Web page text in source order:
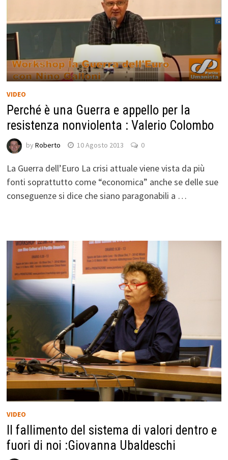
VIDEO
Perché è una Guerra e appello per la
resistenza nonviolenta : Valerio Colombo
by Roberto 10 Agosto 2013 0
La Guerra dell’Euro La crisi attuale viene vista da più
fonti soprattutto come “economica” anche se delle sue
conseguenze si dice che siano paragonabili a …
VIDEO
Il fallimento del sistema di valori dentro e
fuori di noi :Giovanna Ubaldeschi